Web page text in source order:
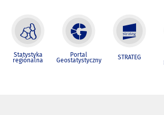
Statystyka
regionalna
Portal
Geostatystyczny STRATEG